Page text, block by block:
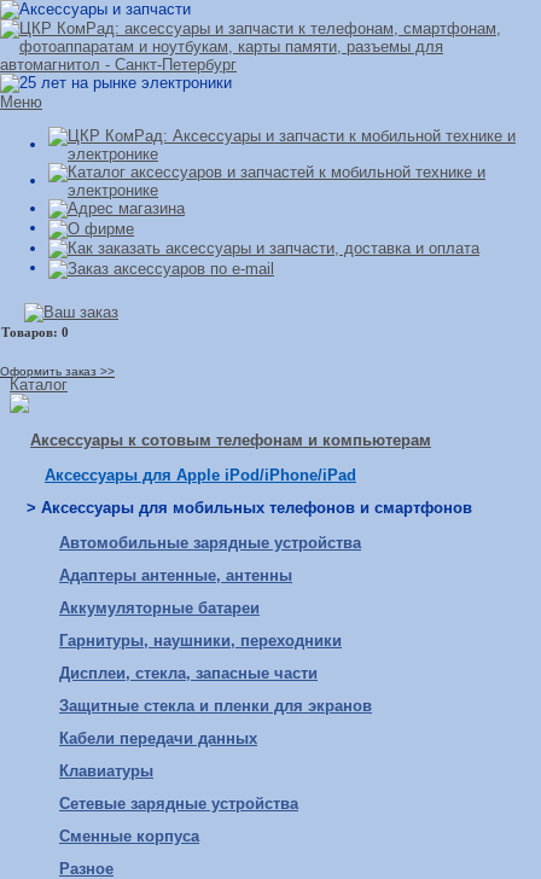
Меню
Оформить заказ >>
Каталог
Аксессуары к сотовым телефонам и компьютерам
Аксессуары для Apple iPod/iPhone/iPad
> Аксессуары для мобильных телефонов и смартфонов
Автомобильные зарядные устройства
Адаптеры антенные, антенны
Аккумуляторные батареи
Гарнитуры, наушники, переходники
Дисплеи, стекла, запасные части
Защитные стекла и пленки для экранов
Кабели передачи данных
Клавиатуры
Сетевые зарядные устройства
Сменные корпуса
Разное